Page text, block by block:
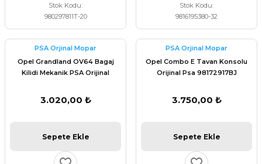
Stok Kodu
980297811T-20
Stok Kodu
9816195380-32
PSA Orjinal Mopar
Opel Grandland OV64 Bagaj
Kilidi Mekanik PSA Orijinal
3.020,00 ₺
Sepete Ekle
PSA Orjinal Mopar
Opel Combo E Tavan Konsolu
Orijinal Psa 98172917BJ
3.750,00 ₺
Sepete Ekle